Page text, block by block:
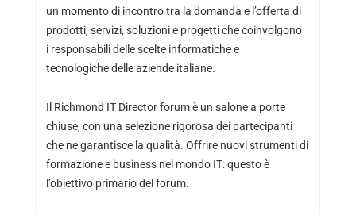
un momento di incontro tra la domanda e l’offerta di
prodotti, servizi, soluzioni e progetti che coinvolgono
i responsabili delle scelte informatiche e
tecnologiche delle aziende italiane.
Il Richmond IT Director forum è un salone a porte
chiuse, con una selezione rigorosa dei partecipanti
che ne garantisce la qualità. Offrire nuovi strumenti di
formazione e business nel mondo IT: questo è
l’obiettivo primario del forum.